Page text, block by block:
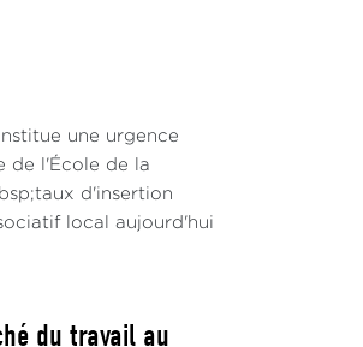
une urgence
de l'École de la
d'insertion
local aujourd'hui
du travail au